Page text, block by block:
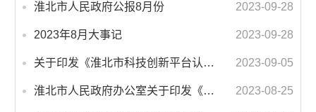
淮北市人民政府公报8月份 2023-09-28
2023年8月大事记 2023-09-28
关于印发《淮北市科技创新平台认定管理办法（试行）》和《淮北市科技创新平台绩效评价管理办法（试行）》的通知 2023-09-05
淮北市人民政府办公室关于印发《淮北市健康影响评价评估制度建设试点工作方案（试行）》的通知 2023-08-25